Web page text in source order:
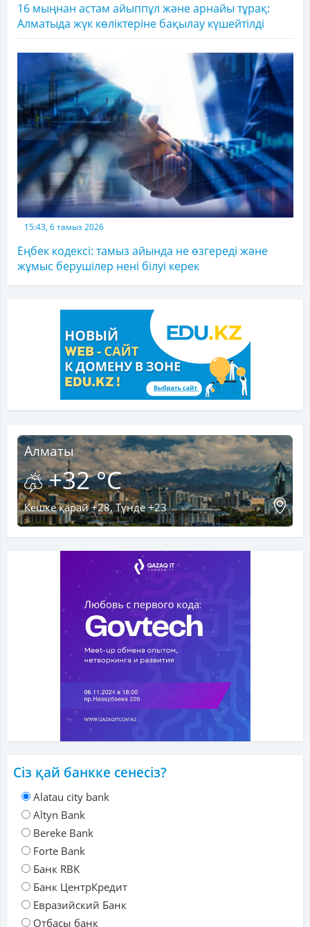
16 мыңнан астам айыппұл және арнайы тұрақ:
Алматыда жүк көліктеріне бақылау күшейтілді
15:43, 6 тамыз 2026
Еңбек кодексі: тамыз айында не өзгереді және
жұмыс берушілер нені білуі керек
Алматы
+32 °C
Кешке қарай +28, Түнде +23
Сіз қай банкке сенесіз?
Alatau city bank
Altyn Bank
Bereke Bank
Forte Bank
Банк RBK
Банк ЦентрКредит
Евразийский Банк
Отбасы банк